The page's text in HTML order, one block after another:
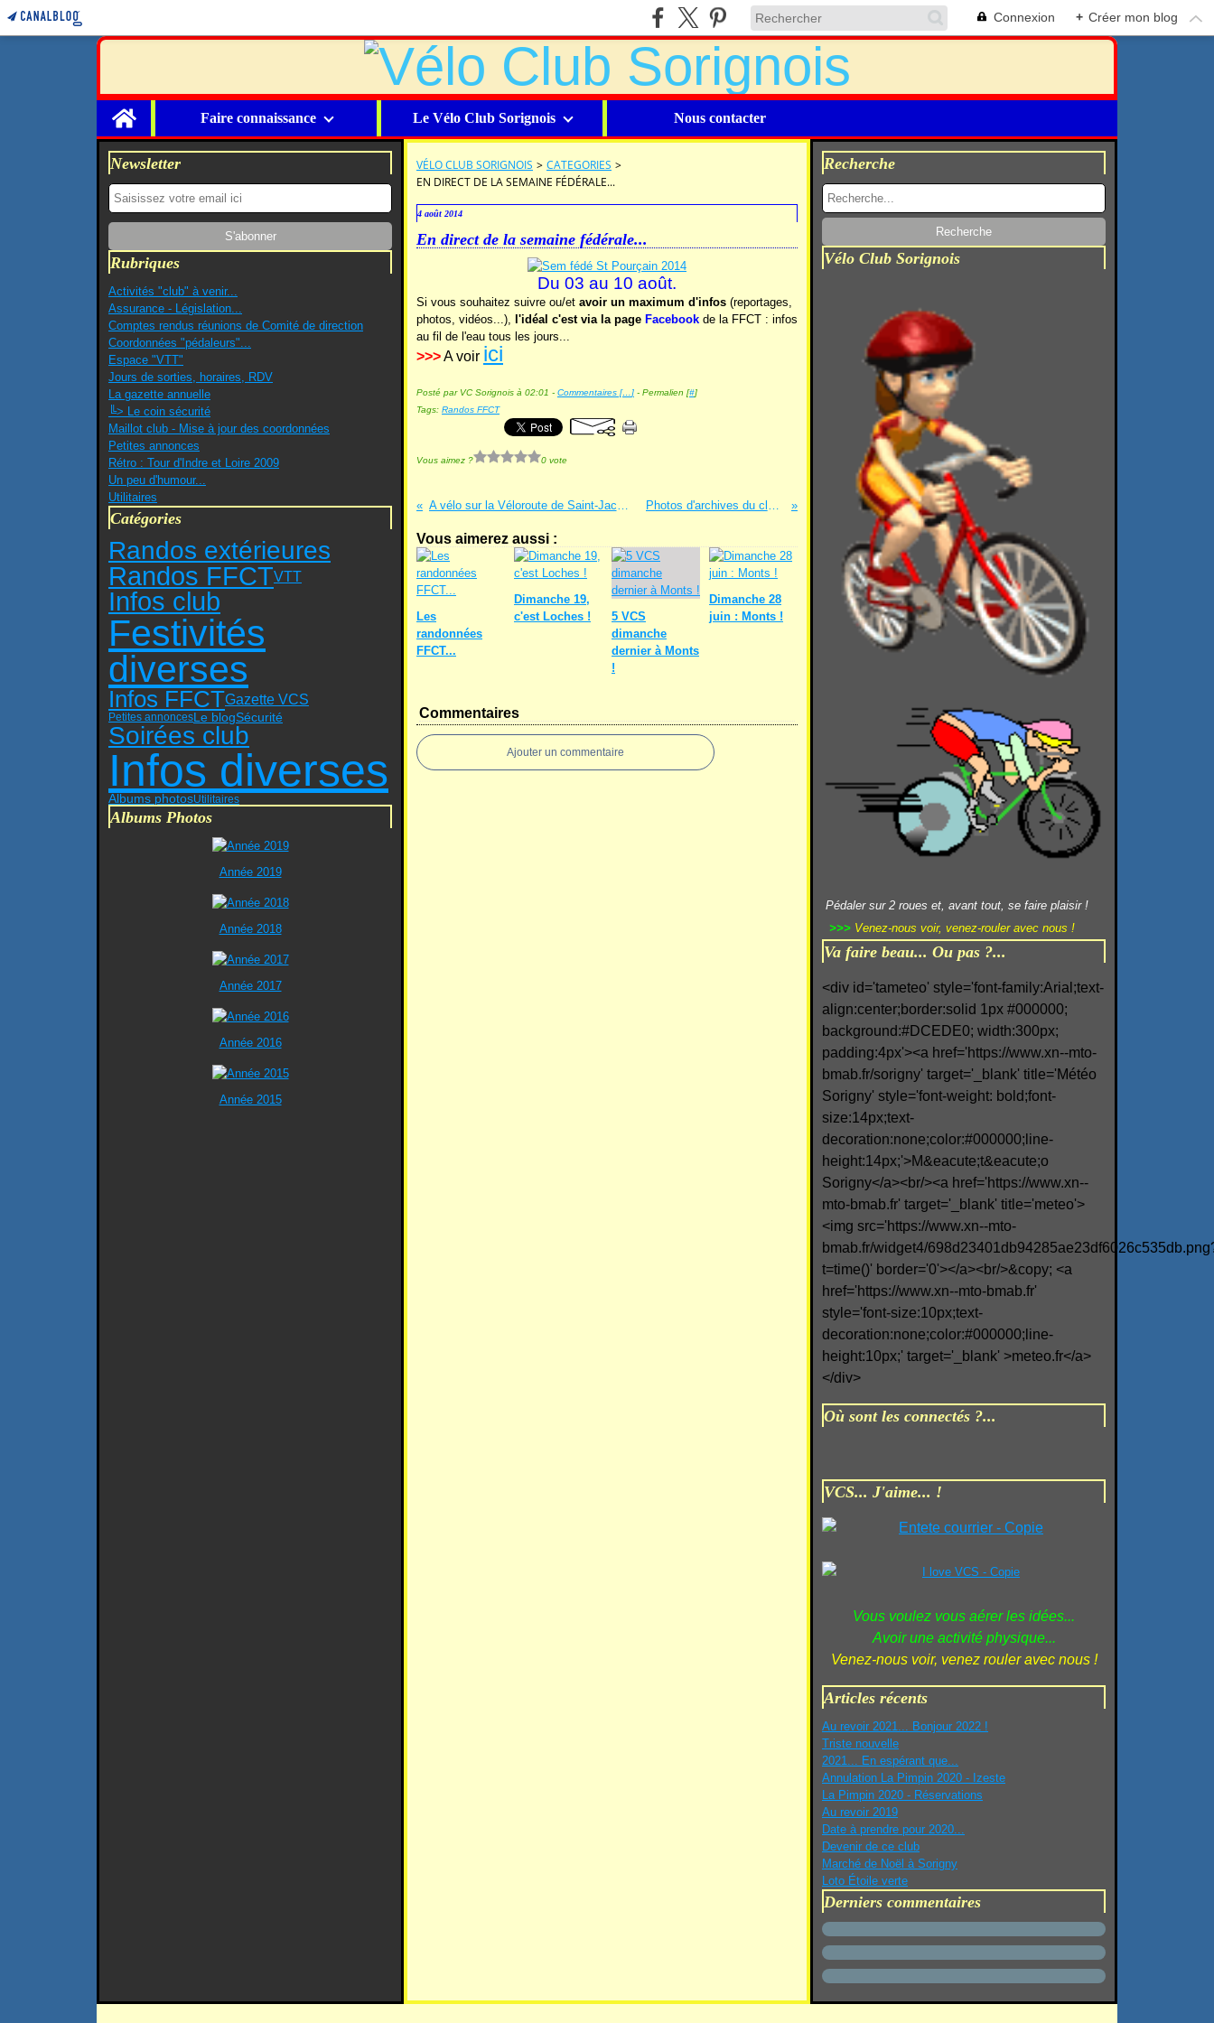
Connexion + Créer mon blog
Home
Faire connaissance Le Vélo Club Sorignois Nous contacter
Newsletter
Rubriques
Activités "club" à venir...
Assurance - Législation...
Comptes rendus réunions de Comité de direction
Coordonnées "pédaleurs"...
Espace "VTT"
Jours de sorties, horaires, RDV
La gazette annuelle
╚> Le coin sécurité
Maillot club - Mise à jour des coordonnées
Petites annonces
Rétro : Tour d'Indre et Loire 2009
Un peu d'humour...
Utilitaires
Catégories
Randos extérieures
Randos FFCTVTT
Infos club
Festivités
diverses
Infos FFCTGazette VCS
Petites annoncesLe blogSécurité
Soirées club
Infos diverses
Albums photosUtilitaires
Albums Photos
Année 2019
Année 2018
Année 2017
Année 2016
Année 2015
VÉLO CLUB SORIGNOIS > CATEGORIES >
EN DIRECT DE LA SEMAINE FÉDÉRALE...
4 août 2014
En direct de la semaine fédérale...
Du 03 au 10 août.
Si vous souhaitez suivre ou/et avoir un maximum d'infos (reportages,
photos, vidéos...), l'idéal c'est via la page Facebook de la FFCT : infos
au fil de l'eau tous les jours...
>>>A voir ici
Posté par VC Sorignois à 02:01 - Commentaires [… ] - Permalien [#]
Tags: Randos FFCT
Vous aimez ? 0 vote
A vélo sur la Véloroute de Saint-Jacques Photos d'archives du club...
Vous aimerez aussi :
Les
randonnées
FFCT...
Dimanche 19,
c'est Loches !
5 VCS
dimanche
dernier à Monts
!
Dimanche 28
juin : Monts !
Commentaires
Ajouter un commentaire
Recherche
Vélo Club Sorignois
Pédaler sur 2 roues et, avant tout, se faire plaisir !
>>> Venez-nous voir, venez-rouler avec nous !
Va faire beau... Ou pas ?...
<div id='tameteo' style='font-family:Arial;text-
align:center;border:solid 1px #000000;
background:#DCEDE0; width:300px;
padding:4px'><a href='https://www.xn--mto-
bmab.fr/sorigny' target='_blank' title='Météo
Sorigny' style='font-weight: bold;font-
size:14px;text-
decoration:none;color:#000000;line-
height:14px;'>M&eacute;t&eacute;o
Sorigny</a><br/><a href='https://www.xn--
mto-bmab.fr' target='_blank' title='meteo'>
<img src='https://www.xn--mto-
bmab.fr/widget4/
t=time()' border='0'></a><br/>&copy; <a
href='https://www.xn--mto-bmab.fr'
style='font-size:10px;text-
decoration:none;color:#000000;line-
height:10px;' target='_blank' >meteo.fr</a>
</div>
Où sont les connectés ?...
VCS... J'aime... !
Vous voulez vous aérer les idées...
Avoir une activité physique...
Venez-nous voir, venez rouler avec nous !
Articles récents
Au revoir 2021... Bonjour 2022 !
Triste nouvelle
2021... En espérant que...
Annulation La Pimpin 2020 - Izeste
La Pimpin 2020 - Réservations
Au revoir 2019
Date à prendre pour 2020...
Devenir de ce club
Marché de Noël à Sorigny
Loto Étoile verte
Derniers commentaires